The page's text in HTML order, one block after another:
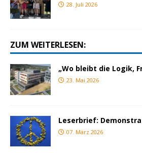
28. Juli 2026
ZUM WEITERLESEN:
„Wo bleibt die Logik,
23. Mai 2026
Leserbrief:
07. März 2026